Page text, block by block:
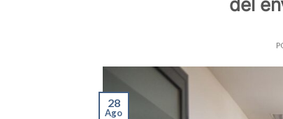
del
28
Ago